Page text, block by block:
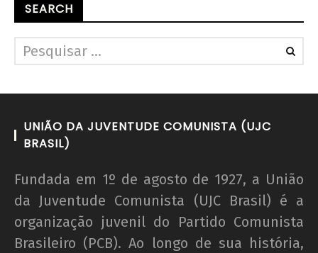
SEARCH
UNIÃO DA JUVENTUDE COMUNISTA (UJC
BRASIL)
Fundada em 1º de agosto de 1927, a União
da Juventude Comunista (UJC Brasil) é a
organização juvenil do Partido Comunista
Brasileiro (PCB). Ao longo de sua história,